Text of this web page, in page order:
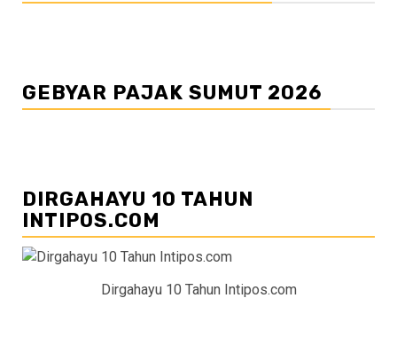
GEBYAR PAJAK SUMUT 2026
DIRGAHAYU 10 TAHUN
INTIPOS.COM
Dirgahayu 10 Tahun Intipos.com